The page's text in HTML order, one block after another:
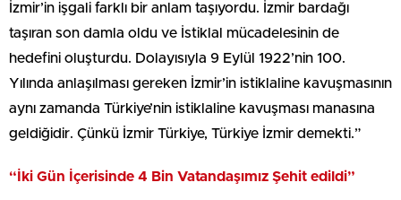
İzmir’in işgali farklı bir anlam taşıyordu. İzmir bardağı
taşıran son damla oldu ve İstiklal mücadelesinin de
hedefini oluşturdu. Dolayısıyla 9 Eylül 1922’nin 100.
Yılında anlaşılması gereken İzmir’in istiklaline kavuşmasının
aynı zamanda Türkiye’nin istiklaline kavuşması manasına
geldiğidir. Çünkü İzmir Türkiye, Türkiye İzmir demekti.”
“İki Gün İçerisinde 4 Bin Vatandaşımız Şehit edildi”